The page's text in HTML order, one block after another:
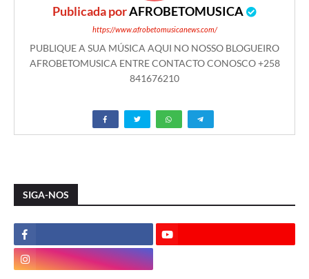
Publicada porAFROBETOMUSICA
https://www.afrobetomusicanews.com/
PUBLIQUE A SUA MÚSICA AQUI NO NOSSO BLOGUEIRO
AFROBETOMUSICA ENTRE CONTACTO CONOSCO +258
841676210
SIGA-NOS